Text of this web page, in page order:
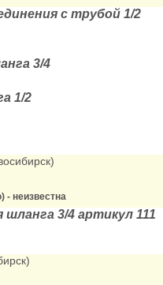
с трубой 1/2
3/4
1/2
- неизвестна
3/4 артикул 111